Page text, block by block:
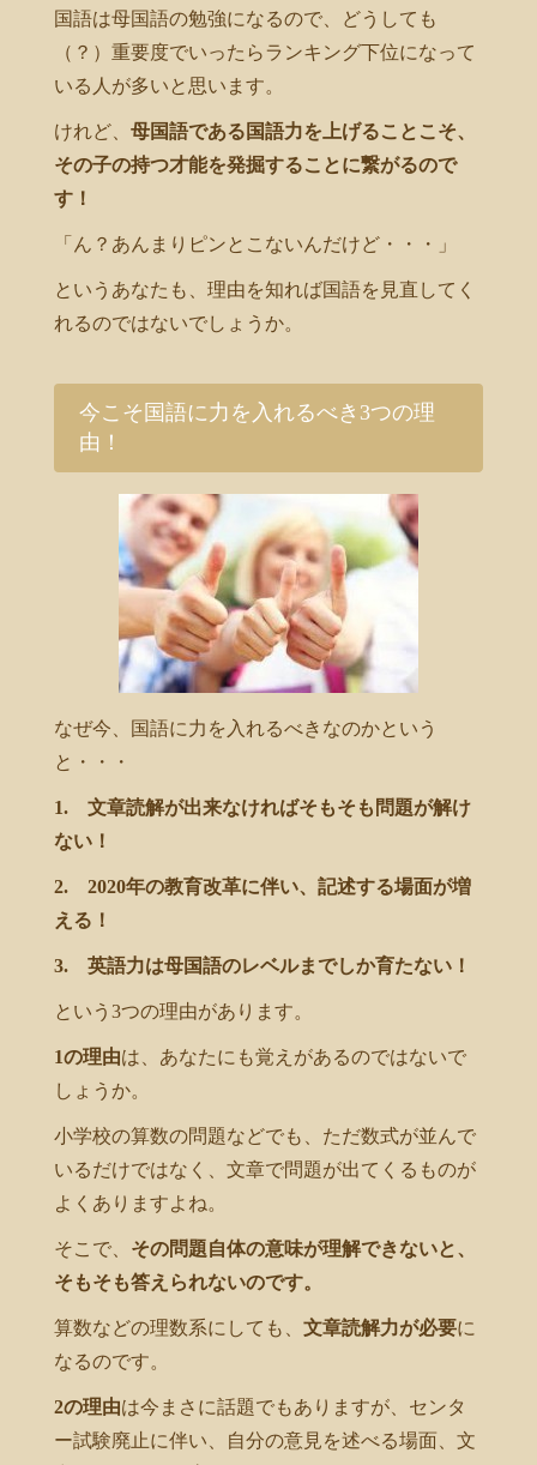
国語は母国語の勉強になるので、どうしても
（？）重要度でいったらランキング下位になって
いる人が多いと思います。
けれど、 母国語である国語力を上げることこそ、
その子の持つ才能を発掘することに繋がるので
す！
「ん？あんまりピンとこないんだけど・・・」
というあなたも、理由を知れば国語を見直してく
れるのではないでしょうか。
今こそ国語に力を入れるべき3つの理
由！
なぜ今、国語に力を入れるべきなのかという
と・・・
1. 文章読解が出来なければそもそも問題が解け
ない！
2. 2020年の教育改革に伴い、記述する場面が増
える！
3. 英語力は母国語のレベルまでしか育たない！
という3つの理由があります。
1の理由は、あなたにも覚えがあるのではないで
しょうか。
小学校の算数の問題などでも、ただ数式が並んで
いるだけではなく、文章で問題が出てくるものが
よくありますよね。
そこで、 その問題自体の意味が理解できないと、
そもそも答えられないのです。
算数などの理数系にしても、 文章読解力が必要に
なるのです。
2の理由は今まさに話題でもありますが、センタ
ー試験廃止に伴い、自分の意見を述べる場面、文